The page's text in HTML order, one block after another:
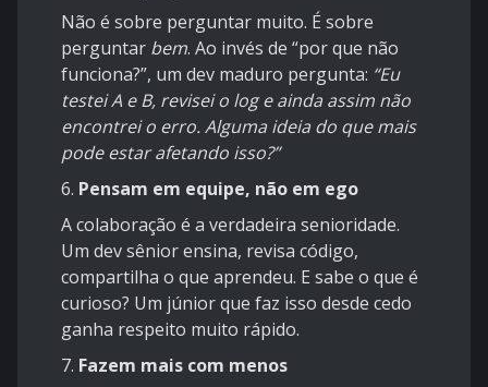
Não é sobre perguntar muito. É sobre
perguntar bem. Ao invés de “por que não
funciona?”, um dev maduro pergunta: “Eu
testei A e B, revisei o log e ainda assim não
encontrei o erro. Alguma ideia do que mais
pode estar afetando isso?”
6. Pensam em equipe, não em ego
A colaboração é a verdadeira senioridade.
Um dev sênior ensina, revisa código,
compartilha o que aprendeu. E sabe o que é
curioso? Um júnior que faz isso desde cedo
ganha respeito muito rápido.
7. Fazem mais com menos